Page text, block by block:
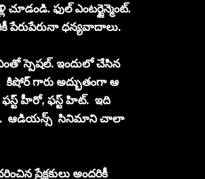
ఫుల్ ఎంటర్టైన్మెంట్.
పేరుపేరునా ధన్యవాదాలు.
స్పెషల్. ఇందులో చేసిన
కిషోర్ గారు అద్భుతంగా ఆ
హీరో, ఫస్ట్ హిట్. ఇది
ఆడియన్స్ సినిమాని చాలా
ప్రేక్షకులు అందరికీ